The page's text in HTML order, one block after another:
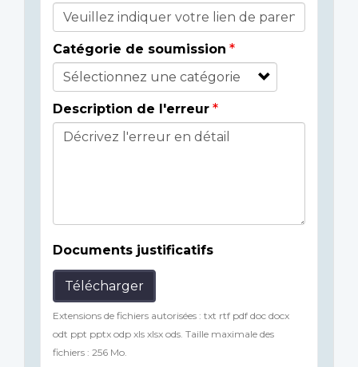
Catégorie de soumission
Description de l'erreur
Documents justificatifs
Télécharger
Extensions de fichiers autorisées : txt rtf pdf doc docx
odt ppt pptx odp xls xlsx ods. Taille maximale des
fichiers : 256 Mo.